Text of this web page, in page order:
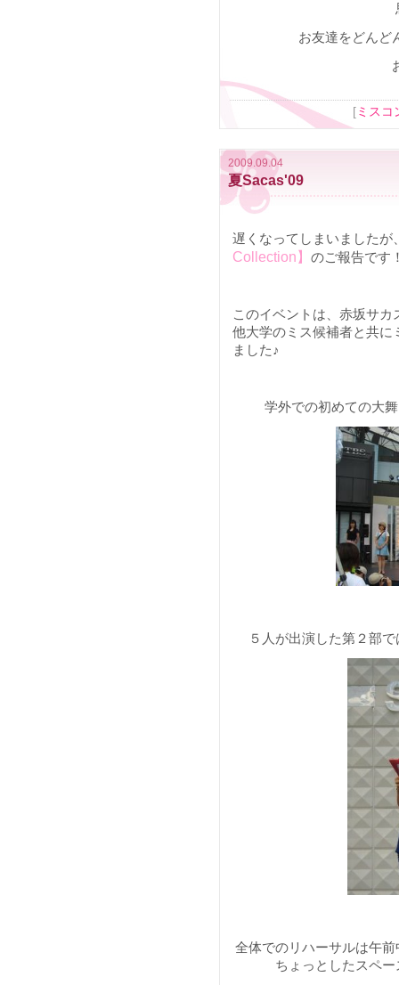
お友達をどんど
[ ミスコ
2009.09.04
夏Sacas'09
遅くなってしまいましたが
Collection】 のご報告です
このイベントは、赤坂サ
他大学のミス候補者と共に
ました♪
学外での初めての大
５人が出演した第２部
全体でのリハーサルは午
ちょっとしたスペ